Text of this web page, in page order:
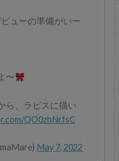
ューの準備がいー
〜
ら、ラピスに描い
QO0zhNrfsC
May 7, 2022